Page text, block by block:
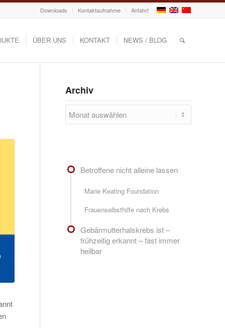
Downloads Kontaktaufnahme Anfahrt
ÜBER UNS KONTAKT NEWS / BLOG
Archiv
Betroffene nicht alleine lassen
Marie Keating Foundation
Frauenselbsthilfe nach Krebs
Gebärmutterhalskrebs ist –
frühzeitig erkannt – fast immer
heilbar